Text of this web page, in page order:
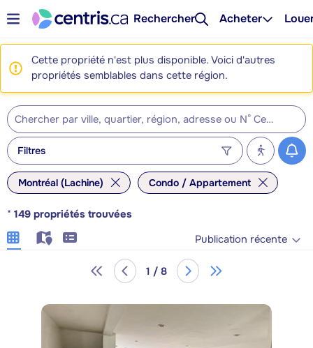
Rechercher Acheter
Cette propriété n'est plus disponible. Voici d'autres
propriétés semblables dans cette région.
Filtres
Montréal (Lachine) Condo / Appartement
* 149 propriétés trouvées
Publication récente
1 / 8